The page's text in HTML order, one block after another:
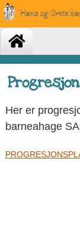
Her er
barneahage SA